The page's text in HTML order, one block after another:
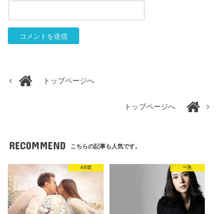
トップページへ
トップページへ
RECOMMEND こちらの記事も人気です。
AB型 一月